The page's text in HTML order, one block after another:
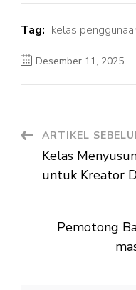
Tag: kelas
Desember 11, 2025
Navigasi
Artikel
ARTIKEL
Kelas
untuk Kreator
Pemotong